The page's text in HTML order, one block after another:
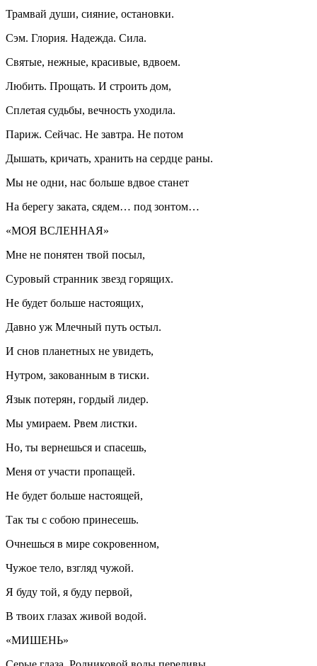
Трамвай души, сияние, остановки.
Сэм. Глория. Надежда. Сила.
Святые, нежные, красивые, вдвоем.
Любить. Прощать. И строить дом,
Сплетая судьбы, вечность уходила.
Париж. Сейчас. Не завтра. Не потом
Дышать, кричать, хранить на сердце раны.
Мы не одни, нас больше вдвое станет
На берегу заката, сядем… под зонтом…
«МОЯ ВСЛЕННАЯ»
Мне не понятен твой посыл,
Суровый странник звезд горящих.
Не будет больше настоящих,
Давно уж Млечный путь остыл.
И снов планетных не увидеть,
Нутром, закованным в тиски.
Язык потерян, гордый лидер.
Мы умираем. Рвем листки.
Но, ты вернешься и спасешь,
Меня от участи пропащей.
Не будет больше настоящей,
Так ты с собою принесешь.
Очнешься в мире сокровенном,
Чужое тело, взгляд чужой.
Я буду той, я буду первой,
В твоих глазах живой водой.
«МИШЕНЬ»